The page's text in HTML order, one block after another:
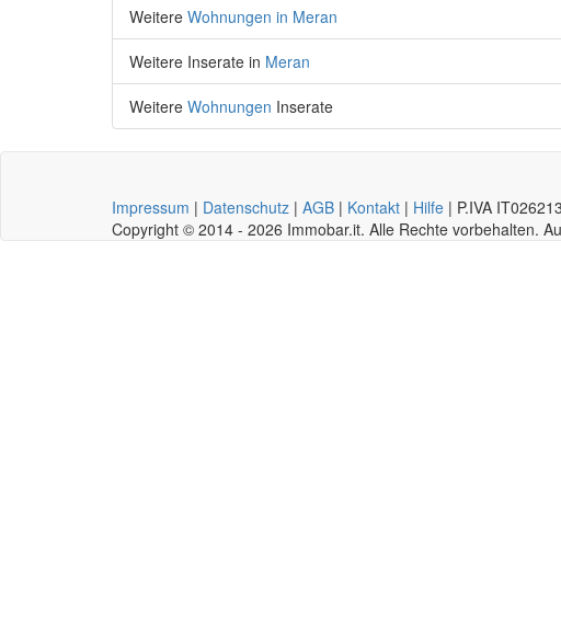
Weitere Wohnungen in Meran
Weitere Inserate in Meran
Weitere Wohnungen Inserate
Impressum | Datenschutz | AGB | Kontakt | Hilfe | P.IVA IT026213
Copyright © 2014 - 2026 Immobar.it. Alle Rechte vorbehalten.